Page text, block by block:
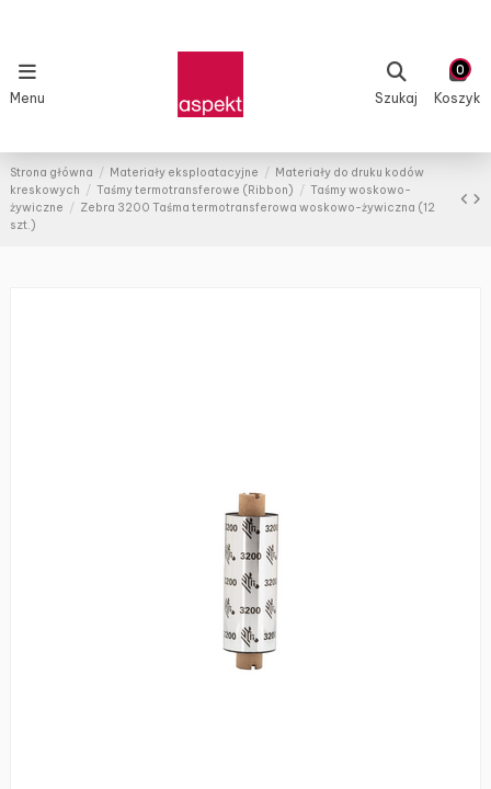
Menu Szukaj
0
Koszyk
Strona główna Materiały eksploatacyjne
Materiały do druku kodów
kreskowych
Taśmy termotransferowe (Ribbon)
Taśmy woskowo-
żywiczne
Zebra 3200 Taśma termotransferowa woskowo-żywiczna (12
szt.)